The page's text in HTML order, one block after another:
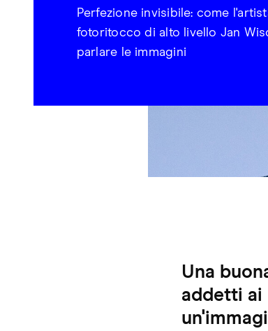
Perfezione invisibile: come
fotoritocco di alto livello Jan
parlare le immagini
Una
addetti ai